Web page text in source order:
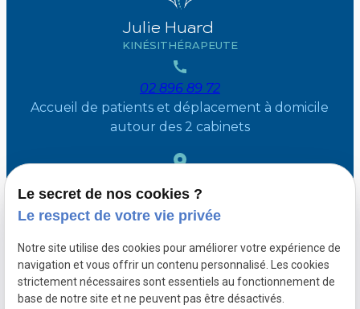
Julie Huard
KINÉSITHÉRAPEUTE
02 896 89 72
Accueil de patients et déplacement à domicile
autour des 2 cabinets
36 Avenue des mésanges
Moyen d’accès : parking
Ouvert du lundi au vendredi de 8h à 18h
Le secret de nos cookies ?
Le respect de votre vie privée
Notre site utilise des cookies pour améliorer votre expérience de
navigation et vous offrir un contenu personnalisé. Les cookies
strictement nécessaires sont essentiels au fonctionnement de
base de notre site et ne peuvent pas être désactivés.